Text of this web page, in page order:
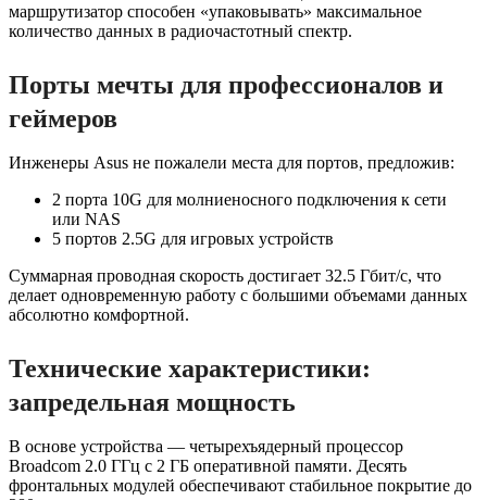
маршрутизатор способен «упаковывать» максимальное
количество данных в радиочастотный спектр.
Порты мечты для профессионалов и
геймеров
Инженеры Asus не пожалели места для портов, предложив:
2 порта 10G для молниеносного подключения к сети
или NAS
5 портов 2.5G для игровых устройств
Суммарная проводная скорость достигает 32.5 Гбит/с, что
делает одновременную работу с большими объемами данных
абсолютно комфортной.
Технические характеристики:
запредельная мощность
В основе устройства — четырехъядерный процессор
Broadcom 2.0 ГГц с 2 ГБ оперативной памяти. Десять
фронтальных модулей обеспечивают стабильное покрытие до